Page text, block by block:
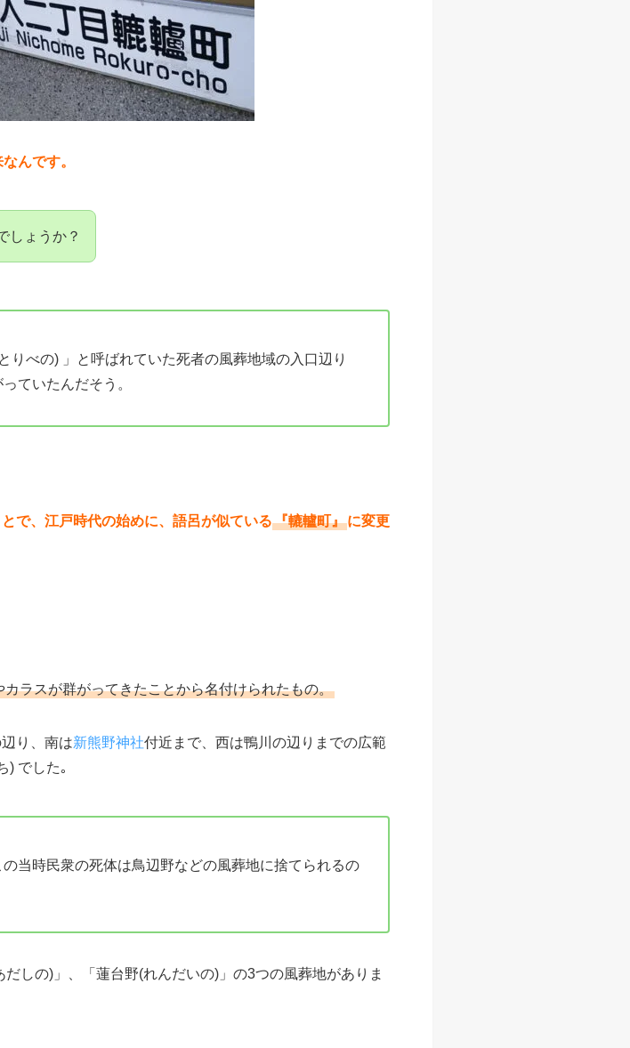
んです。
しょうか？
りべの) 」と呼ばれていた死者の風葬地域の入口辺り
ていたんだそう。
で、江戸時代の始めに、語呂が似ている『轆轤町』に変更
ラスが群がってきたことから名付けられたもの。
り、南は新熊野神社付近まで、西は鴨川の辺りまでの広範
) でした｡
当時民衆の死体は鳥辺野などの風葬地に捨てられるの
しの)」、「蓮台野(れんだいの)」の3つの風葬地がありま